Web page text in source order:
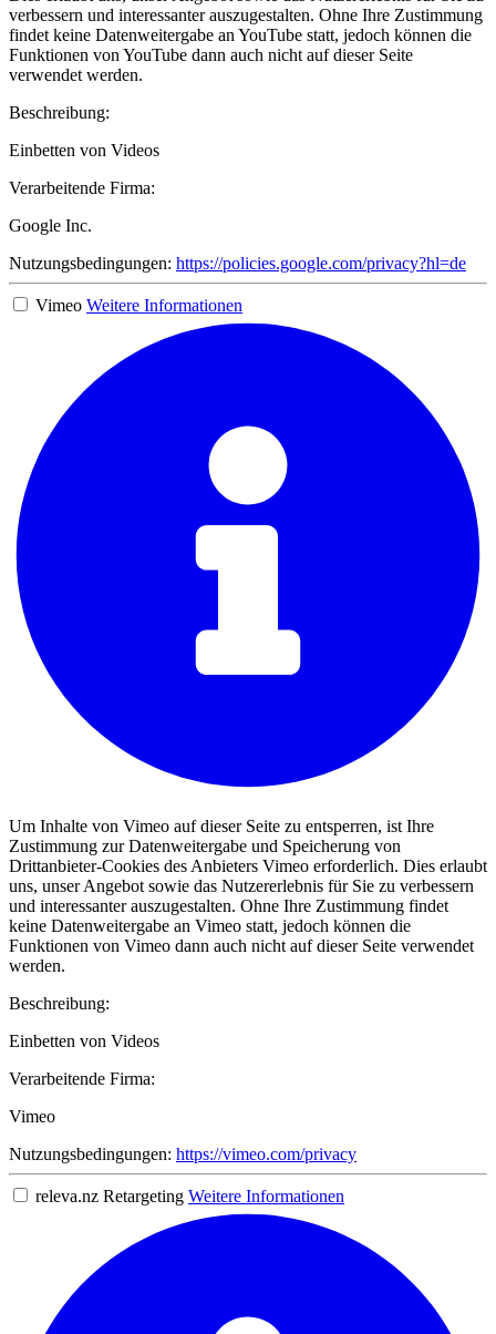
verbessern und interessanter auszugestalten. Ohne Ihre Zustimmung
findet keine Datenweitergabe an YouTube statt, jedoch können die
Funktionen von YouTube dann auch nicht auf dieser Seite
verwendet werden.
Beschreibung:
Einbetten von Videos
Verarbeitende Firma:
Google Inc.
Nutzungsbedingungen: https://policies.google.com/privacy?hl=de
Vimeo Weitere Informationen
Um Inhalte von Vimeo auf dieser Seite zu entsperren, ist Ihre
Zustimmung zur Datenweitergabe und Speicherung von
Drittanbieter-Cookies des Anbieters Vimeo erforderlich. Dies erlaubt
uns, unser Angebot sowie das Nutzererlebnis für Sie zu verbessern
und interessanter auszugestalten. Ohne Ihre Zustimmung findet
keine Datenweitergabe an Vimeo statt, jedoch können die
Funktionen von Vimeo dann auch nicht auf dieser Seite verwendet
werden.
Beschreibung:
Einbetten von Videos
Verarbeitende Firma:
Vimeo
Nutzungsbedingungen: https://vimeo.com/privacy
releva.nz Retargeting Weitere Informationen